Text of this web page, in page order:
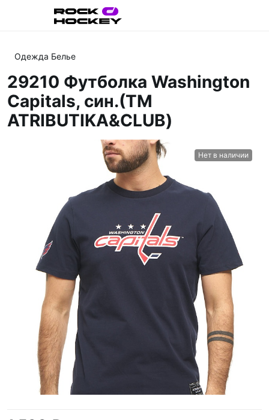
Одежда Белье
29210 Футболка Washington
Capitals, син.(ТМ
ATRIBUTIKA&CLUB)
Нет в наличии